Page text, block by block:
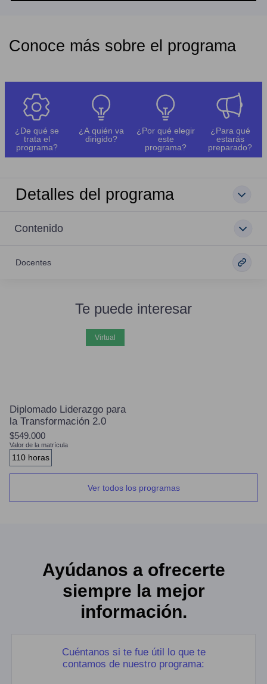
Conoce más sobre el programa
¿De qué se
trata el
programa?
¿A quién va
dirigido?
¿Por qué elegir
este
programa?
¿Para qué
estarás
preparado?
Detalles del programa
Contenido
Docentes
Te puede interesar
virtual
Diplomado Liderazgo para
la Transformación 2.0
$549.000
Valor de la matrícula
110 horas
Ver todos los programas
Ayúdanos a ofrecerte
siempre la mejor
información.
Cuéntanos si te fue útil lo que te
contamos de nuestro programa: